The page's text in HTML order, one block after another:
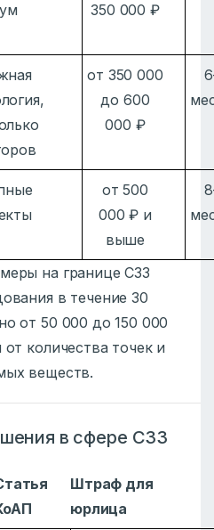
350 000 ₽
от 350 000
до 600
000 ₽
от 500
000 ₽ и
выше
на границе СЗЗ
в течение 30
от 50 000 до 150 000
количества точек и
веществ.
в сфере СЗЗ
Штраф для
юрлица